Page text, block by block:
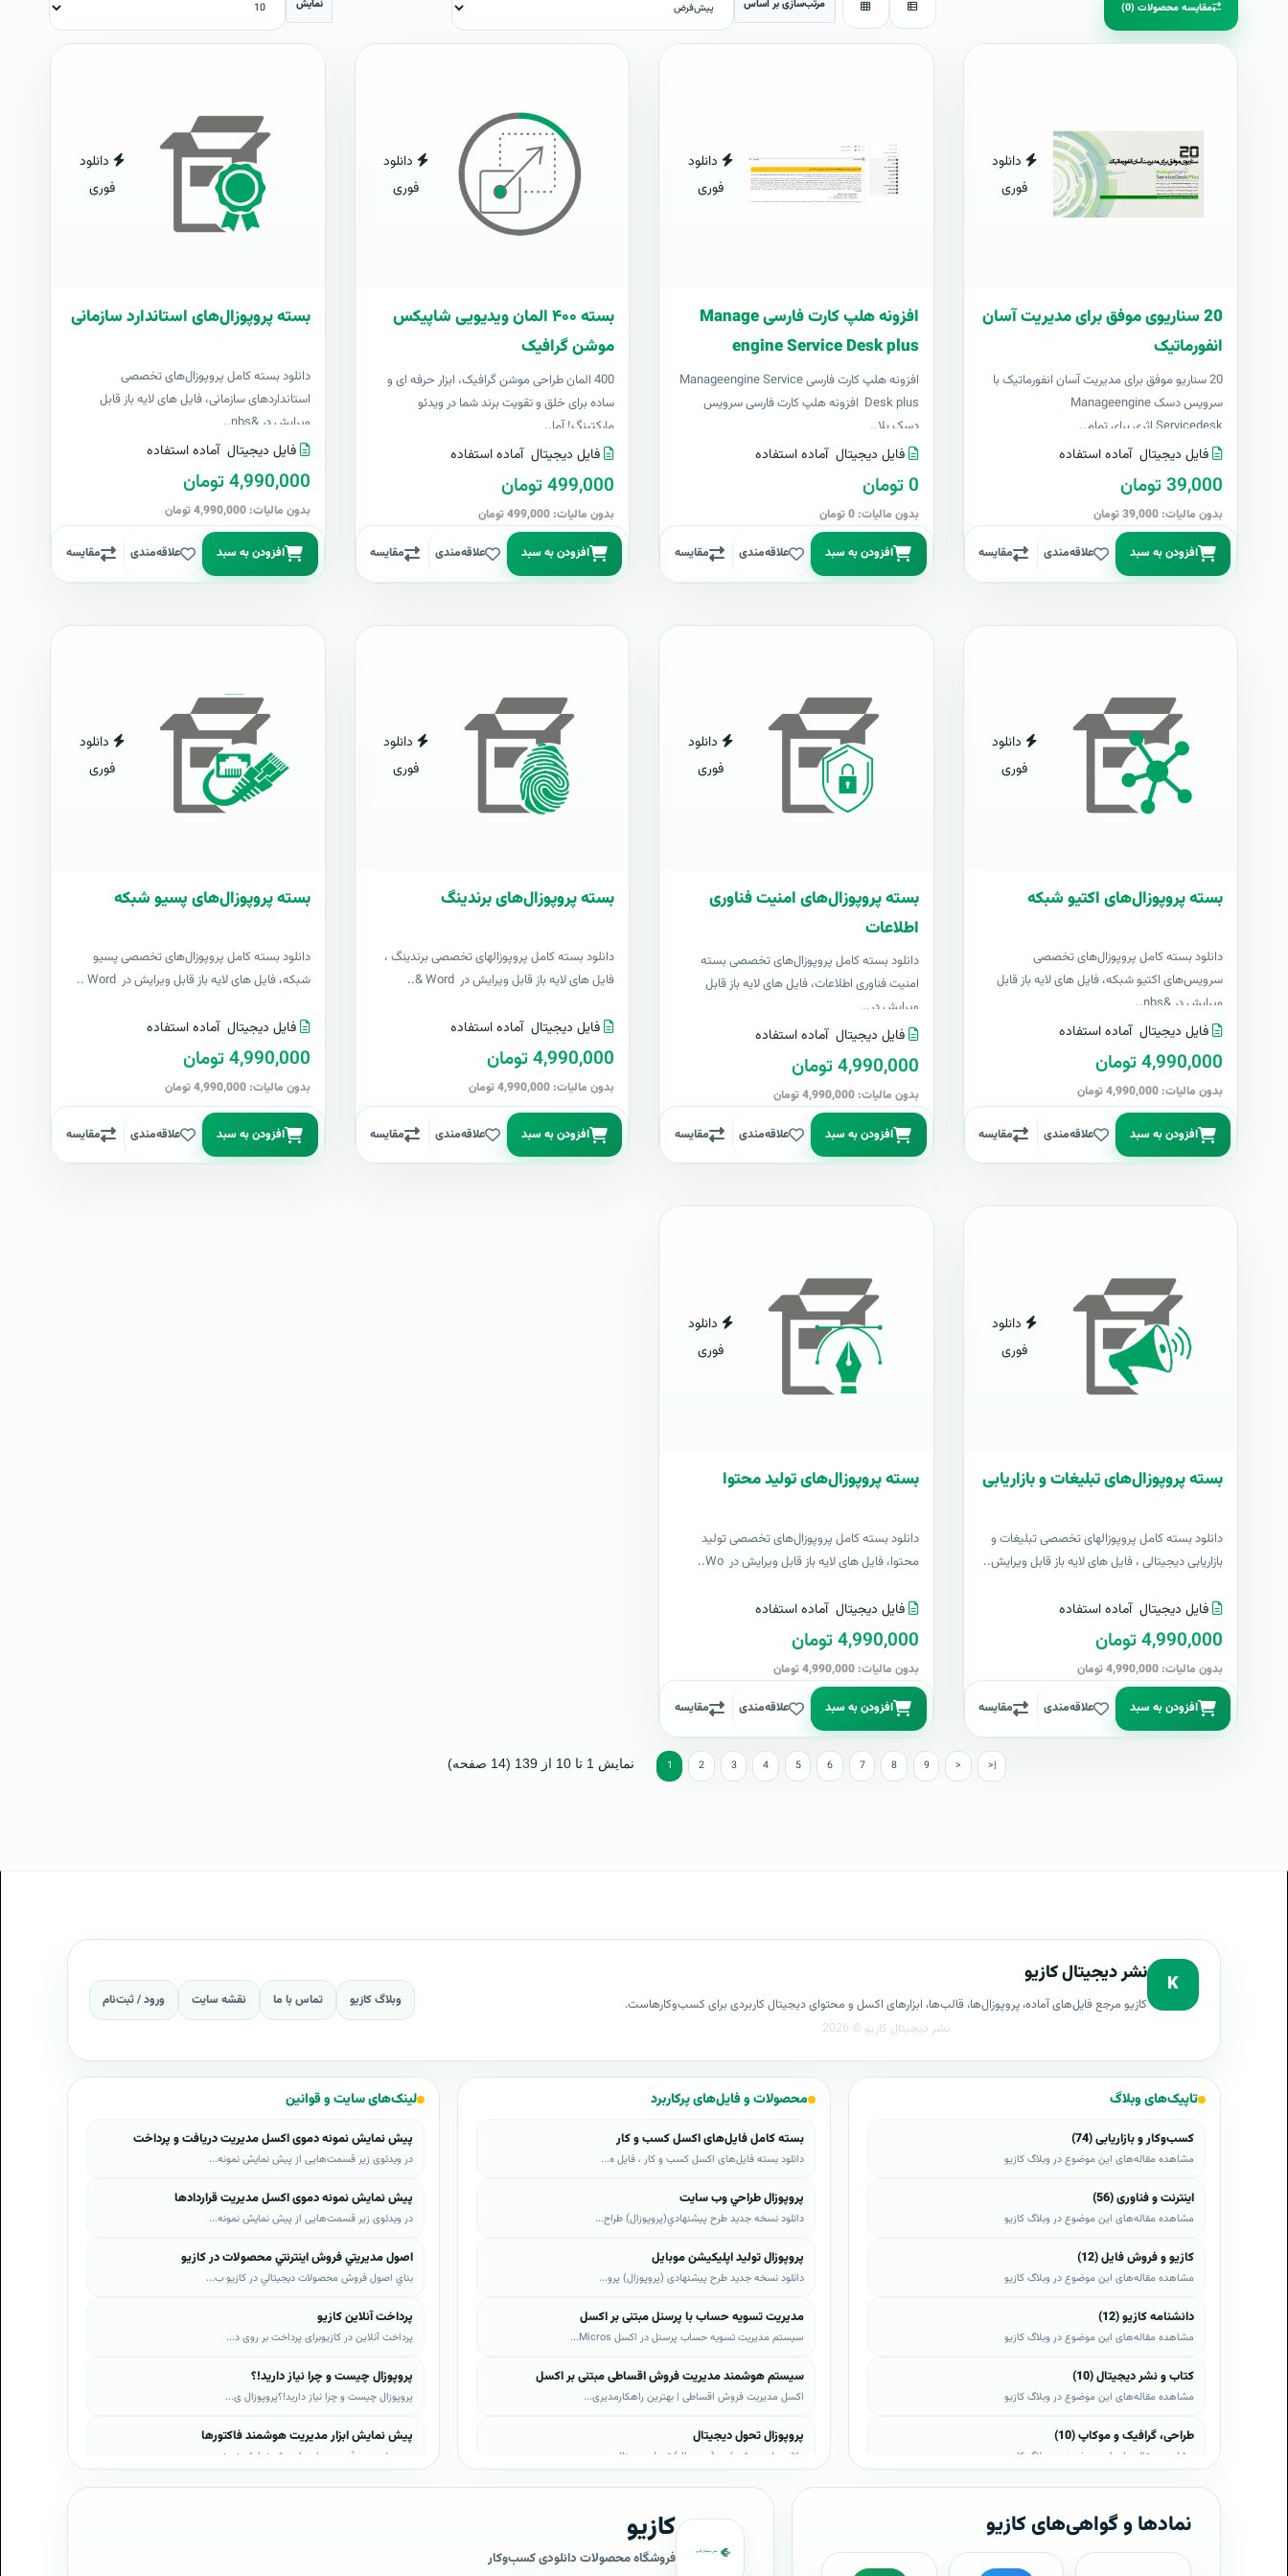
مقایسه محصولات (0) مرتب‌سازی بر اساس نمایش
دانلود
فوری
20 سناریوی موفق برای مدیریت آسان
انفورماتیک
20 سناریو موفق برای مدیریت آسان انفورماتیک با
سرویس دسک Manageengine
Servicedesk اثری برای تمام..
فایل دیجیتال آماده استفاده
39,000 تومان
بدون مالیات: 39,000 تومان
افزودن به سبد علاقه‌مندی مقایسه
دانلود
فوری
افزونه هلپ کارت فارسی Manage
engine Service Desk plus
افزونه هلپ کارت فارسی Manageengine Service
Desk plus افزونه هلپ کارت فارسی سرویس
دسک پلا..
فایل دیجیتال آماده استفاده
0 تومان
بدون مالیات: 0 تومان
افزودن به سبد علاقه‌مندی مقایسه
دانلود
فوری
بسته ۴۰۰ المان ویدیویی شاپیکس
موشن گرافیک
400 المان طراحی موشن گرافیک، ابزار حرفه ای و
ساده برای خلق و تقویت برند شما در ویدئو
مارکتینگ! آما..
فایل دیجیتال آماده استفاده
499,000 تومان
بدون مالیات: 499,000 تومان
افزودن به سبد علاقه‌مندی مقایسه
دانلود
فوری
بسته پروپوزال‌های استاندارد سازمانی
دانلود بسته کامل پروپوزال‌های تخصصی
استانداردهای سازمانی، فایل های لایه باز قابل
ویرایش در &nbs..
فایل دیجیتال آماده استفاده
4,990,000 تومان
بدون مالیات: 4,990,000 تومان
افزودن به سبد علاقه‌مندی مقایسه
دانلود
فوری
بسته پروپوزال‌های اکتیو شبکه
دانلود بسته کامل پروپوزال‌های تخصصی
سرویس‌های اکتیو شبکه، فایل های لایه باز قابل
ویرایش در &nbs..
فایل دیجیتال آماده استفاده
4,990,000 تومان
بدون مالیات: 4,990,000 تومان
افزودن به سبد علاقه‌مندی مقایسه
دانلود
فوری
بسته پروپوزال‌های امنیت فناوری
اطلاعات
دانلود بسته کامل پروپوزال‌های تخصصی بسته
امنیت فناوری اطلاعات، فایل های لایه باز قابل
ویرایش در..
فایل دیجیتال آماده استفاده
4,990,000 تومان
بدون مالیات: 4,990,000 تومان
افزودن به سبد علاقه‌مندی مقایسه
دانلود
فوری
بسته پروپوزال‌های برندینگ
دانلود بسته کامل پروپوزالهای تخصصی برندینگ ،
فایل های لایه باز قابل ویرایش در Word &..
فایل دیجیتال آماده استفاده
4,990,000 تومان
بدون مالیات: 4,990,000 تومان
افزودن به سبد علاقه‌مندی مقایسه
دانلود
فوری
بسته پروپوزال‌های پسیو شبکه
دانلود بسته کامل پروپوزال‌های تخصصی پسیو
شبکه، فایل های لایه باز قابل ویرایش در Word ..
فایل دیجیتال آماده استفاده
4,990,000 تومان
بدون مالیات: 4,990,000 تومان
افزودن به سبد علاقه‌مندی مقایسه
دانلود
فوری
بسته پروپوزال‌های تبلیغات و بازاریابی
دانلود بسته کامل پروپوزالهای تخصصی تبلیغات و
بازاریابی دیجیتالی ، فایل های لایه باز قابل ویرایش..
فایل دیجیتال آماده استفاده
4,990,000 تومان
بدون مالیات: 4,990,000 تومان
افزودن به سبد علاقه‌مندی مقایسه
دانلود
فوری
بسته پروپوزال‌های تولید محتوا
دانلود بسته کامل پروپوزال‌های تخصصی تولید
محتوا، فایل های لایه باز قابل ویرایش در Wo..
فایل دیجیتال آماده استفاده
4,990,000 تومان
بدون مالیات: 4,990,000 تومان
افزودن به سبد علاقه‌مندی مقایسه
1 2 3 4 5 6 7 8 9 > >| نمایش 1 تا 10 از 139 (14 صفحه)
K نشر دیجیتال کازیو
کازیو مرجع فایل‌های آماده، پروپوزال‌ها، قالب‌ها، ابزارهای اکسل و محتوای دیجیتال کاربردی برای کسب‌وکارهاست. وبلاگ کازیو تماس با ما نقشه سایت ورود / ثبت‌نام
تاپیک‌های وبلاگ
کسب‌وکار و بازاریابی (74)
مشاهده مقاله‌های این موضوع در وبلاگ کازیو
اینترنت و فناوری (56)
مشاهده مقاله‌های این موضوع در وبلاگ کازیو
کازیو و فروش فایل (12)
مشاهده مقاله‌های این موضوع در وبلاگ کازیو
دانشنامه کازیو (12)
مشاهده مقاله‌های این موضوع در وبلاگ کازیو
کتاب و نشر دیجیتال (10)
مشاهده مقاله‌های این موضوع در وبلاگ کازیو
طراحی، گرافیک و موکاپ (10)
مشاهده مقاله‌های این موضوع در وبلاگ کازیو
مشاهده مقاله‌های این موضوع در وبلاگ کازیو
موبایل و اندروید (6)
محصولات و فایل‌های پرکاربرد
بسته کامل فایل‌های اکسل کسب و کار
دانلود بسته فایل‌های اکسل کسب و کار ، فایل ه...
پروپوزال طراحي وب سايت
دانلود نسخه جدید طرح پيشنهادي(پروپوزال) طراح...
پروپوزال تولید اپلیکیشن موبایل
دانلود نسخه جدید طرح پیشنهادی (پروپوزال) پرو...
مدیریت تسویه حساب با پرسنل مبتنی بر اکسل
سیستم مدیریت تسویه حساب پرسنل در اکسل Micros...
سیستم هوشمند مدیریت فروش اقساطی مبتنی بر اکسل
اکسل مدیریت فروش اقساطی | بهترین راهکارمدیری...
پروپوزال تحول دیجیتال
دانلود طرح پیشنهادی (پروپوزال) تحول دیجیتال،...
پروپوزال AI
دانلود طرح پيشنهادي(پروپوزال) هوش مصنوعی (AI...
پروپوزال بیزاجی
لینک‌های سایت و قوانین
پیش نمایش نمونه دموی اکسل مدیریت دریافت و پرداخت
در ویدئوی زیر قسمت‌هایی از پیش نمایش نمونه...
پیش نمایش نمونه دموی اکسل مدیریت قراردادها
در ویدئوی زیر قسمت‌هایی از پیش نمایش نمونه...
اصول مديريتي فروش اينترنتي محصولات در کازيو
بناي اصول فروش محصولات ديجيتالي در کازيو ب...
پرداخت آنلاین کازیو
پرداخت آنلاین در کازیوبرای پرداخت بر روی د...
پروپوزال چیست و چرا نیاز دارید!؟
پروپوزال چیست و چرا نیاز دارید!؟پروپوزال ی...
پیش نمایش ابزار مدیریت هوشمند فاکتورها
در ویدئوی زیر قسمت‌هایی از پیش نمایش نمونه...
نمادها و گواهی‌های کازیو کازیو
فروشگاه محصولات دانلودی کسب‌وکار